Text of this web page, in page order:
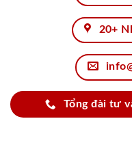
20+
Tổng đài tư